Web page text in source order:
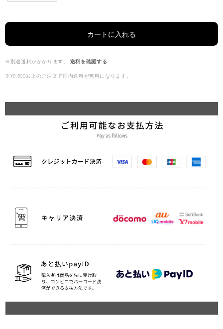
カートに入れる
※別途送料がかかります。 送料を確認する
※¥8,500以上のご注文で国内送料が無料になります。